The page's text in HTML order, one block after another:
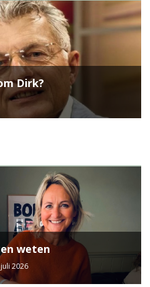
Dirk?
weten
2026